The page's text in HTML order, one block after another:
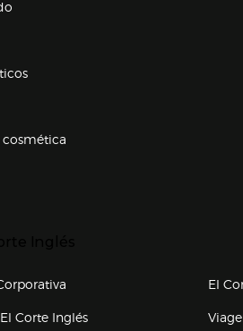
Corte Inglés(abre en nueva ventana)
El